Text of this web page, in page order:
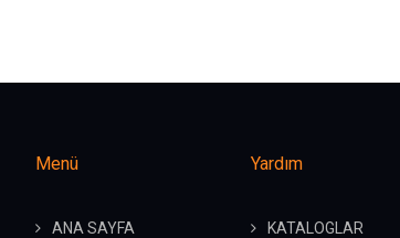
Menü
ANA SAYFA
Yardım
KATALOGLAR